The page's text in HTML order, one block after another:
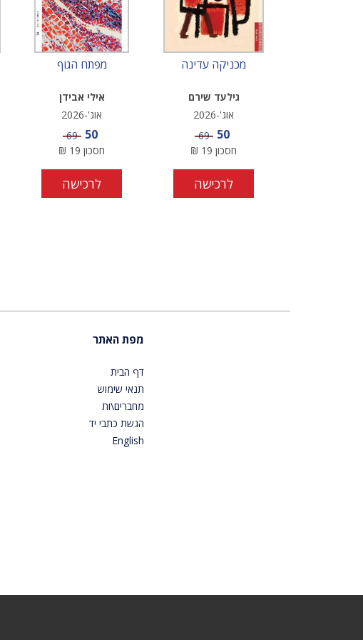
מכניקה עדינה
גילעד שירם
אוג'-2026
מחיר מבצע
50 מחיר
69
חסכון 19
₪
לרכישה
מפתח הגוף
אילי אבידן
אוג'-2026
מחיר מבצע
50 מחיר
69
חסכון 19
₪
לרכישה
מפת האתר
דף הבית
תנאי שימוש
מחברים\ות
הגשת כתבי יד
English